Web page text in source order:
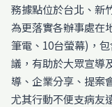
務據點位於台北、新
為更落實各辦事處在
筆電、10台螢幕)，
議，有助於大眾宣導
導、企業分享、提案
尤其行動不便支病友